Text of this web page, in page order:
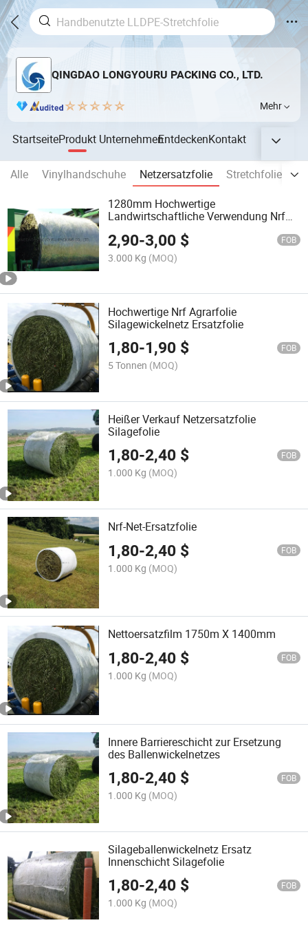
QINGDAO LONGYOURU PACKING CO., LTD.
Mehr
StartseiteProdukt UnternehmenEntdeckenKontakt
Alle Vinylhandschuhe Netzersatzfolie Stretchfolie
1280mm Hochwertige
Landwirtschaftliche Verwendung Nrf
Pflanzenverpackung
2,90-3,00 $ FOB
3.000 Kg (MOQ)
Hochwertige Nrf Agrarfolie
Silagewickelnetz Ersatzfolie
1,80-1,90 $ FOB
5 Tonnen (MOQ)
Heißer Verkauf Netzersatzfolie
Silagefolie
1,80-2,40 $ FOB
1.000 Kg (MOQ)
Nrf-Net-Ersatzfolie
1,80-2,40 $ FOB
1.000 Kg (MOQ)
Nettoersatzfilm 1750m X 1400mm
1,80-2,40 $ FOB
1.000 Kg (MOQ)
Innere Barriereschicht zur Ersetzung
des Ballenwickelnetzes
1,80-2,40 $ FOB
1.000 Kg (MOQ)
Silageballenwickelnetz Ersatz
Innenschicht Silagefolie
1,80-2,40 $ FOB
1.000 Kg (MOQ)